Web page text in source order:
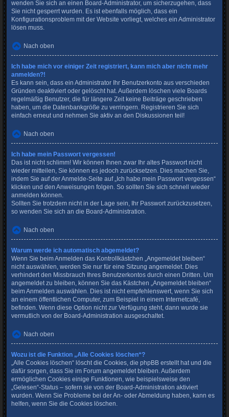
wenden Sie sich an einen Board-Administrator, um sicherzugehen, dass
Sie nicht gesperrt wurden. Es ist ebenfalls möglich, dass ein
Konfigurationsproblem mit der Website vorliegt, welches ein Administrator
lösen muss.
Nach oben
Ich habe mich vor einiger Zeit registriert, kann mich aber nicht mehr
anmelden?!
Es kann sein, dass ein Administrator Ihr Benutzerkonto aus verschieden
Gründen deaktiviert oder gelöscht hat. Außerdem löschen viele Boards
regelmäßig Benutzer, die für längere Zeit keine Beiträge geschrieben
haben, um die Datenbankgröße zu verringern. Registrieren Sie sich
einfach erneut und nehmen Sie aktiv an den Diskussionen teil!
Nach oben
Ich habe mein Passwort vergessen!
Das ist nicht schlimm! Wir können Ihnen zwar Ihr altes Passwort nicht
wieder mitteilen, Sie können es jedoch zurücksetzen. Dies machen Sie,
indem Sie auf der Anmelde-Seite auf „Ich habe mein Passwort vergessen“
klicken und den Anweisungen folgen. So sollten Sie sich schnell wieder
anmelden können.
Sollten Sie trotzdem nicht in der Lage sein, Ihr Passwort zurückzusetzen,
so wenden Sie sich an die Board-Administration.
Nach oben
Warum werde ich automatisch abgemeldet?
Wenn Sie beim Anmelden das Kontrollkästchen „Angemeldet bleiben“
nicht auswählen, werden Sie nur für eine Sitzung angemeldet. Dies
verhindert den Missbrauch Ihres Benutzerkontos durch einen Dritten. Um
angemeldet zu bleiben, können Sie das Kästchen „Angemeldet bleiben“
beim Anmelden auswählen. Dies ist nicht empfehlenswert, wenn Sie sich
an einem öffentlichen Computer, zum Beispiel in einem Internetcafé,
befinden. Wenn diese Option nicht zur Verfügung steht, dann wurde sie
vermutlich von der Board-Administration ausgeschaltet.
Nach oben
Wozu ist die Funktion „Alle Cookies löschen“?
„Alle Cookies löschen“ löscht die Cookies, die phpBB erstellt hat und die
dafür sorgen, dass Sie im Forum angemeldet bleiben. Außerdem
ermöglichen Cookies einige Funktionen, wie beispielsweise den
„Gelesen“-Status – sofern sie von der Board-Administration aktiviert
wurden. Wenn Sie Probleme bei der An- oder Abmeldung haben, kann es
helfen, wenn Sie die Cookies löschen.